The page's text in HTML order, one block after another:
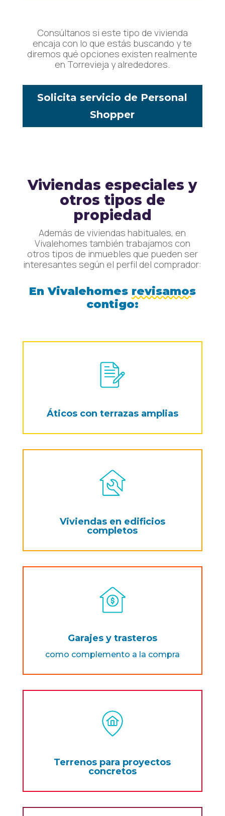
Consúltanos si este tipo de vivienda
encaja con lo que estás buscando y te
diremos qué opciones existen realmente
en Torrevieja y alrededores.
Solicita servicio de Personal
Shopper
Viviendas especiales y
otros tipos de
propiedad
Además de viviendas habituales, en
Vivalehomes también trabajamos con
otros tipos de inmuebles que pueden ser
interesantes según el perfil del comprador:
En Vivalehomes revisamos
contigo:
Áticos con terrazas amplias
Viviendas en edificios
completos
Garajes y trasteros
como complemento a la compra
Terrenos para proyectos
concretos